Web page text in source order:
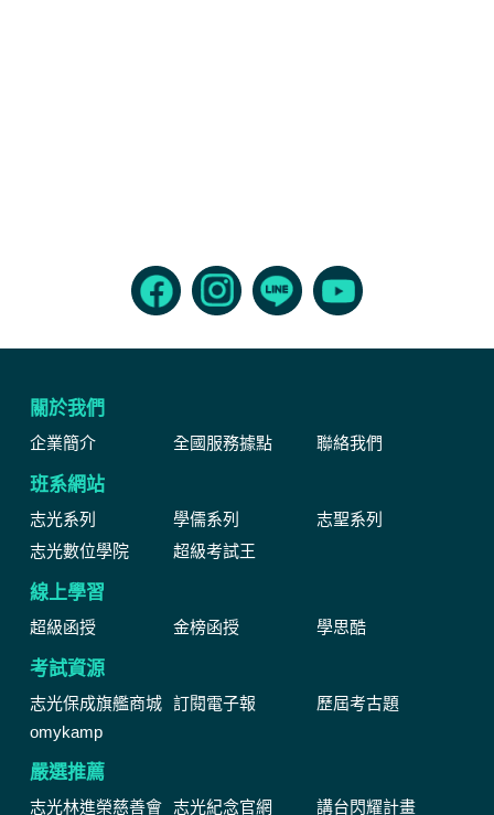
關於我們
企業簡介 全國服務據點 聯絡我們
班系網站
志光系列 學儒系列
志聖系列
志光數位學院
超級考試王
線上學習
超級函授 金榜函授 學思酷
考試資源
志光保成旗艦商城 訂閱電子報
歷屆考古題
omykamp
嚴選推薦
志光林進榮慈善會 志光紀念官網 講台閃耀計畫